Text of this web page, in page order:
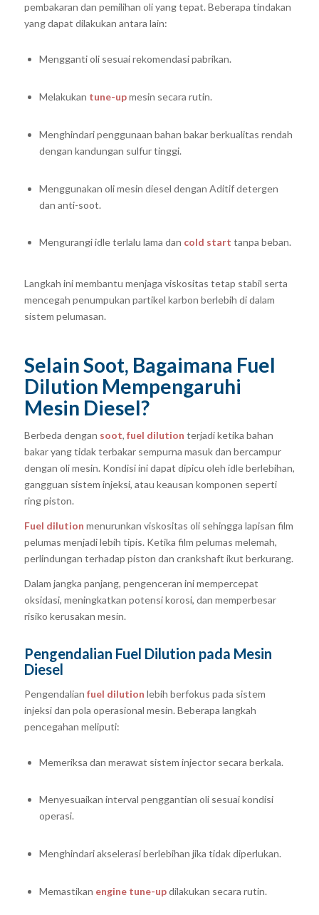
pembakaran dan pemilihan oli yang tepat. Beberapa tindakan
yang dapat dilakukan antara lain:
Mengganti oli sesuai rekomendasi pabrikan.
Melakukan tune-upmesin secara rutin.
Menghindari penggunaan bahan bakar berkualitas rendah
dengan kandungan sulfur tinggi.
Menggunakan oli mesin diesel dengan Aditif detergen
dan anti-soot.
Mengurangi idle terlalu lama dan cold start tanpa beban.
Langkah ini membantu menjaga viskositas tetap stabil serta
mencegah penumpukan partikel karbon berlebih di dalam
sistem pelumasan.
Selain Soot, Bagaimana Fuel
Dilution Mempengaruhi
Mesin Diesel?
Berbeda dengan soot, fuel dilution terjadi ketika bahan
bakar yang tidak terbakar sempurna masuk dan bercampur
dengan oli mesin. Kondisi ini dapat dipicu oleh idle berlebihan,
gangguan sistem injeksi, atau keausan komponen seperti
ring piston.
Fuel dilution menurunkan viskositas oli sehingga lapisan film
pelumas menjadi lebih tipis. Ketika film pelumas melemah,
perlindungan terhadap piston dan crankshaft ikut berkurang.
Dalam jangka panjang, pengenceran ini mempercepat
oksidasi, meningkatkan potensi korosi, dan memperbesar
risiko kerusakan mesin.
Pengendalian Fuel Dilution pada Mesin
Diesel
Pengendalian fuel dilution lebih berfokus pada sistem
injeksi dan pola operasional mesin. Beberapa langkah
pencegahan meliputi:
Memeriksa dan merawat sistem injector secara berkala.
Menyesuaikan interval penggantian oli sesuai kondisi
operasi.
Menghindari akselerasi berlebihan jika tidak diperlukan.
Memastikan engine tune-updilakukan secara rutin.